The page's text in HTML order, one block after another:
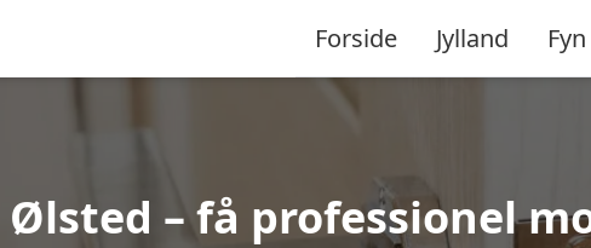
Forside Jylland Fyn
Ølsted – få professionel